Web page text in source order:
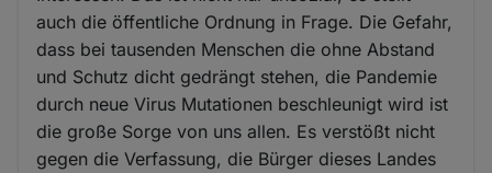
auch die öffentliche Ordnung in Frage. Die Gefahr,
dass bei tausenden Menschen die ohne Abstand
und Schutz dicht gedrängt stehen, die Pandemie
durch neue Virus Mutationen beschleunigt wird ist
die große Sorge von uns allen. Es verstößt nicht
gegen die Verfassung, die Bürger dieses Landes